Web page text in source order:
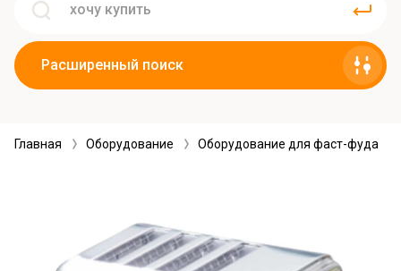
Расширенный поиск
Главная Оборудование Оборудование для фаст-фуда